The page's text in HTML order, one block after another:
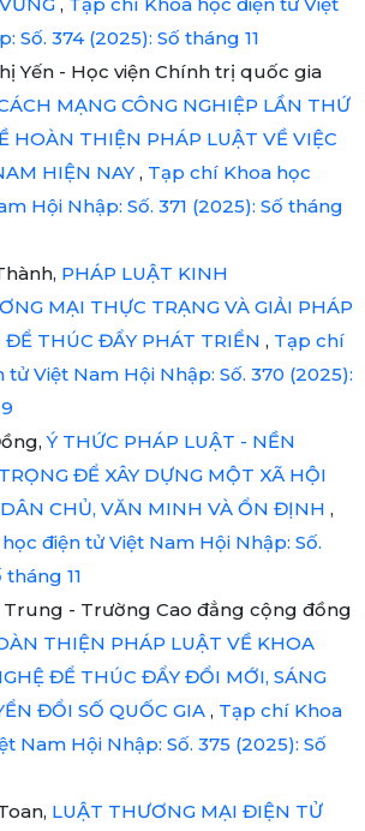
Số. 374 (2025): Số tháng 11
Yến - Học viện Chính trị quốc gia
MẠNG CÔNG NGHIỆP LẦN THỨ
HOÀN THIỆN PHÁP LUẬT VỀ VIỆC
HIỆN NAY , Tạp chí Khoa học
Hội Nhập: Số. 371 (2025): Số tháng
PHÁP LUẬT KINH
MẠI THỰC TRẠNG VÀ GIẢI PHÁP
THÚC ĐẨY PHÁT TRIỂN , Tạp chí
tử Việt Nam Hội Nhập: Số. 370 (2025):
Ý THỨC PHÁP LUẬT - NỀN
ĐỂ XÂY DỰNG MỘT XÃ HỘI
DÂN CHỦ, VĂN MINH VÀ ỔN ĐỊNH ,
điện tử Việt Nam Hội Nhập: Số.
tháng 11
Trung - Trường Cao đẳng cộng đồng
THIỆN PHÁP LUẬT VỀ KHOA
ĐỂ THÚC ĐẨY ĐỔI MỚI, SÁNG
ĐỔI SỐ QUỐC GIA , Tạp chí Khoa
Nam Hội Nhập: Số. 375 (2025): Số
LUẬT THƯƠNG MẠI ĐIỆN TỬ